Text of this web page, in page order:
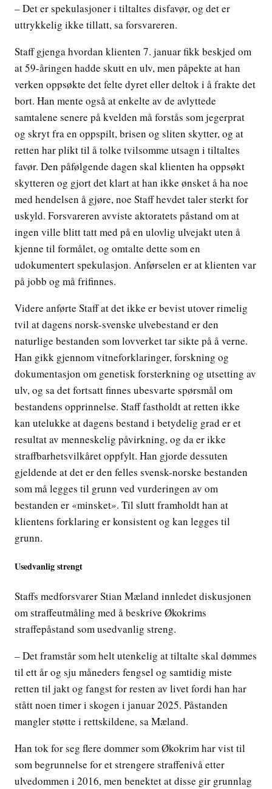
– Det er spekulasjoner i tiltaltes disfavør, og det er
uttrykkelig ikke tillatt, sa forsvareren.
Staff gjenga hvordan klienten 7. januar fikk beskjed om
at 59-åringen hadde skutt en ulv, men påpekte at han
verken oppsøkte det felte dyret eller deltok i å frakte det
bort. Han mente også at enkelte av de avlyttede
samtalene senere på kvelden må forstås som jegerprat
og skryt fra en oppspilt, brisen og sliten skytter, og at
retten har plikt til å tolke tvilsomme utsagn i tiltaltes
favør. Den påfølgende dagen skal klienten ha oppsøkt
skytteren og gjort det klart at han ikke ønsket å ha noe
med hendelsen å gjøre, noe Staff hevdet taler sterkt for
uskyld. Forsvareren avviste aktoratets påstand om at
ingen ville blitt tatt med på en ulovlig ulvejakt uten å
kjenne til formålet, og omtalte dette som en
udokumentert spekulasjon. Anførselen er at klienten var
på jobb og må frifinnes.
Videre anførte Staff at det ikke er bevist utover rimelig
tvil at dagens norsk-svenske ulvebestand er den
naturlige bestanden som lovverket tar sikte på å verne.
Han gikk gjennom vitneforklaringer, forskning og
dokumentasjon om genetisk forsterkning og utsetting av
ulv, og sa det fortsatt finnes ubesvarte spørsmål om
bestandens opprinnelse. Staff fastholdt at retten ikke
kan utelukke at dagens bestand i betydelig grad er et
resultat av menneskelig påvirkning, og da er ikke
straffbarhetsvilkåret oppfylt. Han gjorde dessuten
gjeldende at det er den felles svensk-norske bestanden
som må legges til grunn ved vurderingen av om
bestanden er «minsket». Til slutt framholdt han at
klientens forklaring er konsistent og kan legges til
grunn.
Usedvanlig strengt
Staffs medforsvarer Stian Mæland innledet diskusjonen
om straffeutmåling med å beskrive Økokrims
straffepåstand som usedvanlig streng.
– Det framstår som helt utenkelig at tiltalte skal dømmes
til ett år og sju måneders fengsel og samtidig miste
retten til jakt og fangst for resten av livet fordi han har
stått noen timer i skogen i januar 2025. Påstanden
mangler støtte i rettskildene, sa Mæland.
Han tok for seg flere dommer som Økokrim har vist til
som begrunnelse for et strengere straffenivå etter
ulvedommen i 2016, men benektet at disse gir grunnlag